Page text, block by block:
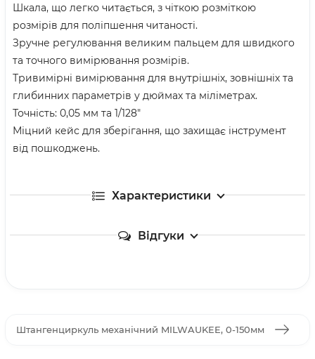
Шкала, що легко читається, з чіткою розміткою
розмірів для поліпшення читаності.
Зручне регулювання великим пальцем для швидкого
та точного вимірювання розмірів.
Тривимірні вимірювання для внутрішніх, зовнішніх та
глибинних параметрів у дюймах та міліметрах.
Точність: 0,05 мм та 1/128″
Міцний кейс для зберігання, що захищає інструмент
від пошкоджень.
Характеристики
Відгуки
Штангенциркуль механічний MILWAUKEE, 0-150мм